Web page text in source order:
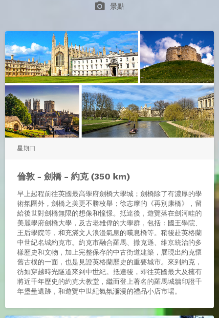
photo_camera 景點
星期曰
倫敦 - 劍橋 - 約克 (350 km)
早上起程前往英國最高學府劍橋大學城；劍橋除了有濃厚的學
術氛圍外，劍橋之美更不勝枚舉；徐志摩的《再別康橋》，留
給後世對劍橋無限的想像和憧憬。抵達後，遊覽落在劍河畦的
美麗學府劍橋大學，及古老雄偉的大學群，包括：國王學院、
王后學院等，和充滿文人浪漫氣息的嘆息橋等。稍後赴英格蘭
中世紀名城約克市。約克市融合羅馬、撒克遜、維京統治的多
樣歷史和文物，加上完整保存的中古街道建築，展現出約克懷
舊古樸的一面，也是見證英格蘭歷史的重要城市。來到約克，
彷如穿越時光隧道來到中世紀。抵達後，即往英國最大及擁有
將近千年歷史的約克大教堂，繼而登上著名的羅馬城牆印證千
年堡壘遺跡，和遊覽中世紀氣氛瀰漫的禮品小店市場。